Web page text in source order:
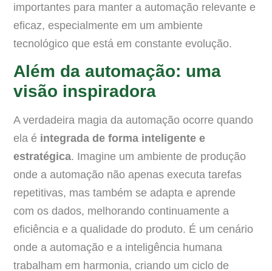
importantes para manter a automação relevante e
eficaz, especialmente em um ambiente
tecnológico que está em constante evolução.
Além da automação: uma
visão inspiradora
A verdadeira magia da automação ocorre quando
ela é integrada de forma inteligente e
estratégica. Imagine um ambiente de produção
onde a automação não apenas executa tarefas
repetitivas, mas também se adapta e aprende
com os dados, melhorando continuamente a
eficiência e a qualidade do produto. É um cenário
onde a automação e a inteligência humana
trabalham em harmonia, criando um ciclo de